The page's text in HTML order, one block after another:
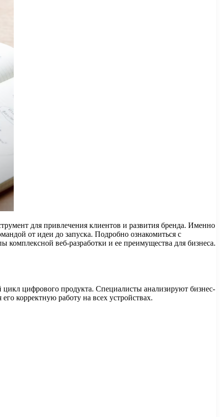
для привлечения клиентов и развития бренда. Именно
от идеи до запуска. Подробно ознакомиться с
комплексной веб-разработки и ее преимущества для бизнеса.
цифрового продукта. Специалисты анализируют бизнес-
корректную работу на всех устройствах.